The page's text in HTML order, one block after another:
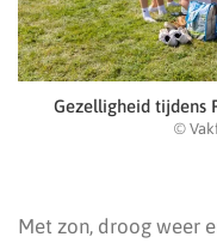
Gezelligheid tijdens
©
Met zon, droog weer